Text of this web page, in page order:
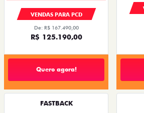
VENDAS PARA PCD
De: R$ 167.490,00
R$ 125.190,00
Quero agora!
FASTBACK